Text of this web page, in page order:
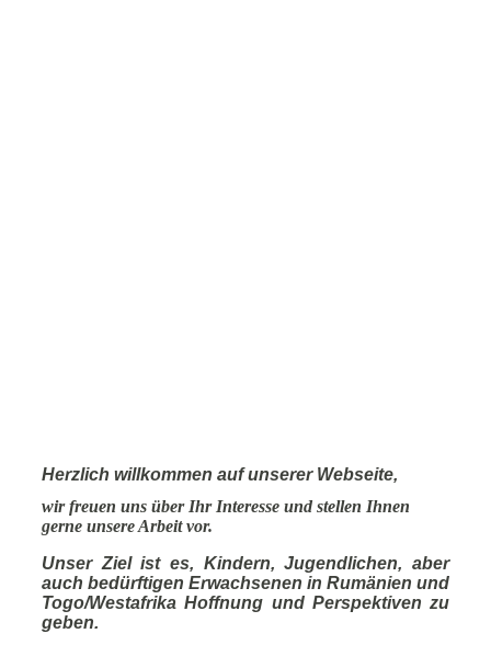
Herzlich willkommen auf unserer Webseite,
wir freuen uns über Ihr Interesse und stellen Ihnen
gerne unsere Arbeit vor.
Unser Ziel ist es, Kindern, Jugendlichen, aber
auch bedürftigen Erwachsenen in Rumänien und
Togo/Westafrika Hoffnung und Perspektiven zu
geben.